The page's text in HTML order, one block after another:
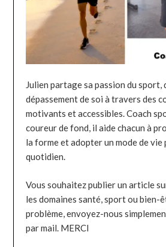
Julien partage sa passion du sport,
dépassement de soi à travers des
motivants et accessibles. Coach
coureur de fond, il aide chacun à
la forme et adopter un mode de vie
quotidien.
Vous souhaitez publier un article
les domaines santé, sport ou bien-
problème, envoyez-nous
par mail. MERCI